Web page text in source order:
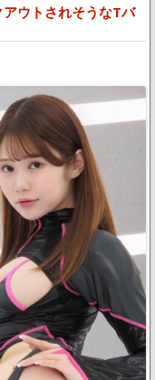
ウトされそうなTバ